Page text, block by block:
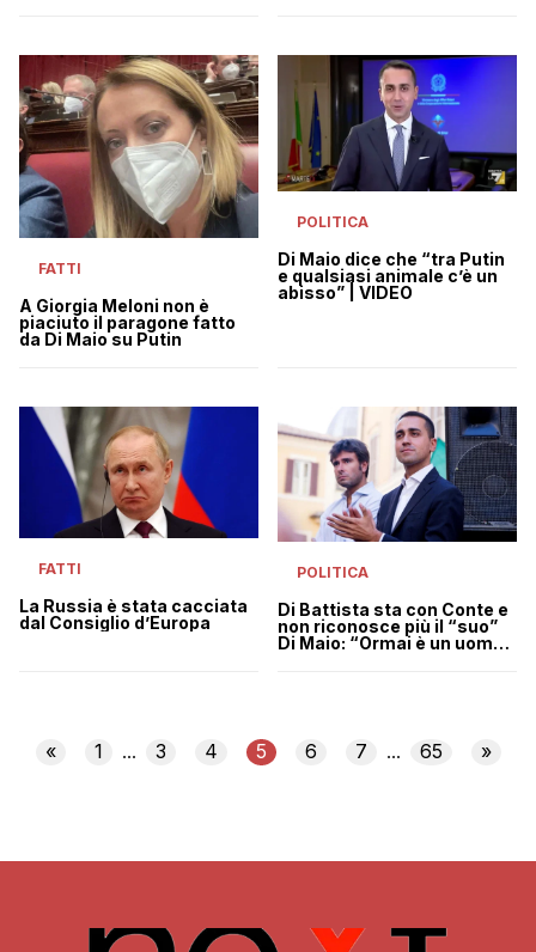
FATTI
A Giorgia Meloni non è
piaciuto il paragone fatto
da Di Maio su Putin
POLITICA
Di Maio dice che “tra Putin
e qualsiasi animale c’è un
abisso” | VIDEO
FATTI
La Russia è stata cacciata
dal Consiglio d’Europa
POLITICA
Di Battista sta con Conte e
non riconosce più il “suo”
Di Maio: “Ormai è un uomo
« 1 ... 3 4 5 6 7 ... 65 »